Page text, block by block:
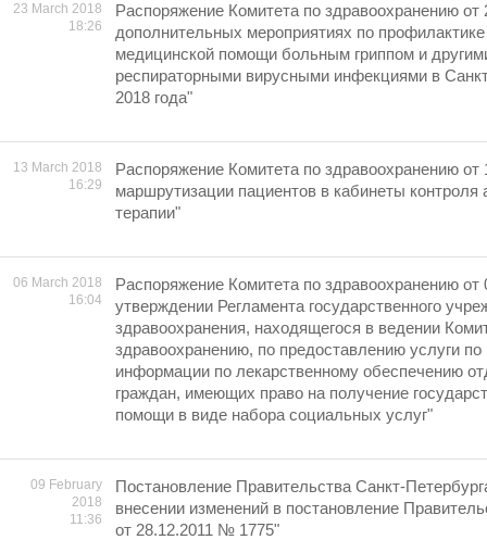
23 March 2018
18:26
Распоряжение Комитета по здравоохранению
дополнительных мероприятиях по
медицинской помощи больным гриппом и
респираторными вирусными инфекциями в
2018 года"
13 March 2018
16:29
Распоряжение Комитета по здравоохранению
маршрутизации пациентов в кабинеты контроля
терапии"
06 March 2018
16:04
Распоряжение Комитета по здравоохранению
утверждении Регламента государственного
здравоохранения, находящегося в ведении
здравоохранению, по предоставлению услуги
информации по лекарственному обеспечению
граждан, имеющих право на получение
помощи в виде набора социальных услуг"
09 February
2018
11:36
Постановление Правительства Санкт-
внесении изменений в постановление
от 28.12.2011 № 1775"